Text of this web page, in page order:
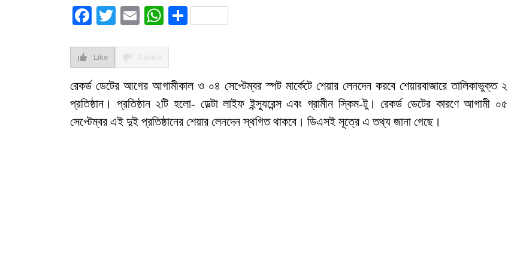
Facebook
Twitter
EmailWhatsApp
Share
Like
রেকর্ড ডেটের আগের আগামীকাল ও ০৪ সেপ্টেম্বর স্পট মার্কেটে শেয়ার লেনদেন করবে শেয়ারবাজারে তালিকাভুক্ত ২
প্রতিষ্ঠান। প্রতিষ্ঠান ২টি হলো- ডেল্টা লাইফ ইন্স্যুরেন্স এবং গ্রামীন স্কিম-টু। রেকর্ড ডেটের কারণে আগামী ০৫
সেপ্টেম্বর এই দুই প্রতিষ্ঠানের শেয়ার লেনদেন স্থগিত থাকবে। ডিএসই সূত্রে এ তথ্য জানা গেছে।